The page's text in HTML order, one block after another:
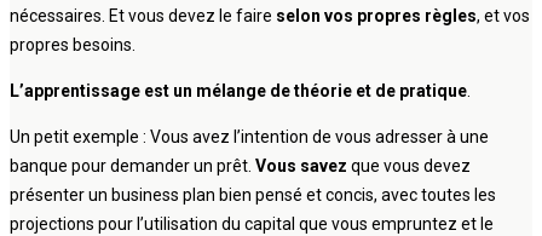
nécessaires. Et vous devez le faire selon vos propres règles, et vos
propres besoins.
L’apprentissage est un mélange de théorie et de pratique.
Un petit exemple : Vous avez l’intention de vous adresser à une
banque pour demander un prêt. Vous savez que vous devez
présenter un business plan bien pensé et concis, avec toutes les
projections pour l’utilisation du capital que vous empruntez et le